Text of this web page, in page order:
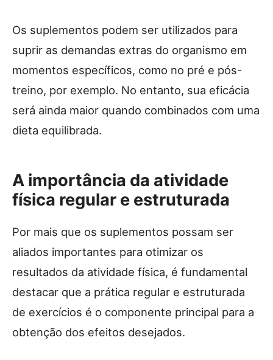
Os suplementos podem ser utilizados para
suprir as demandas extras do organismo em
momentos específicos, como no pré e pós-
treino, por exemplo. No entanto, sua eficácia
será ainda maior quando combinados com uma
dieta equilibrada.
A importância da atividade
física regular e estruturada
Por mais que os suplementos possam ser
aliados importantes para otimizar os
resultados da atividade física, é fundamental
destacar que a prática regular e estruturada
de exercícios é o componente principal para a
obtenção dos efeitos desejados.